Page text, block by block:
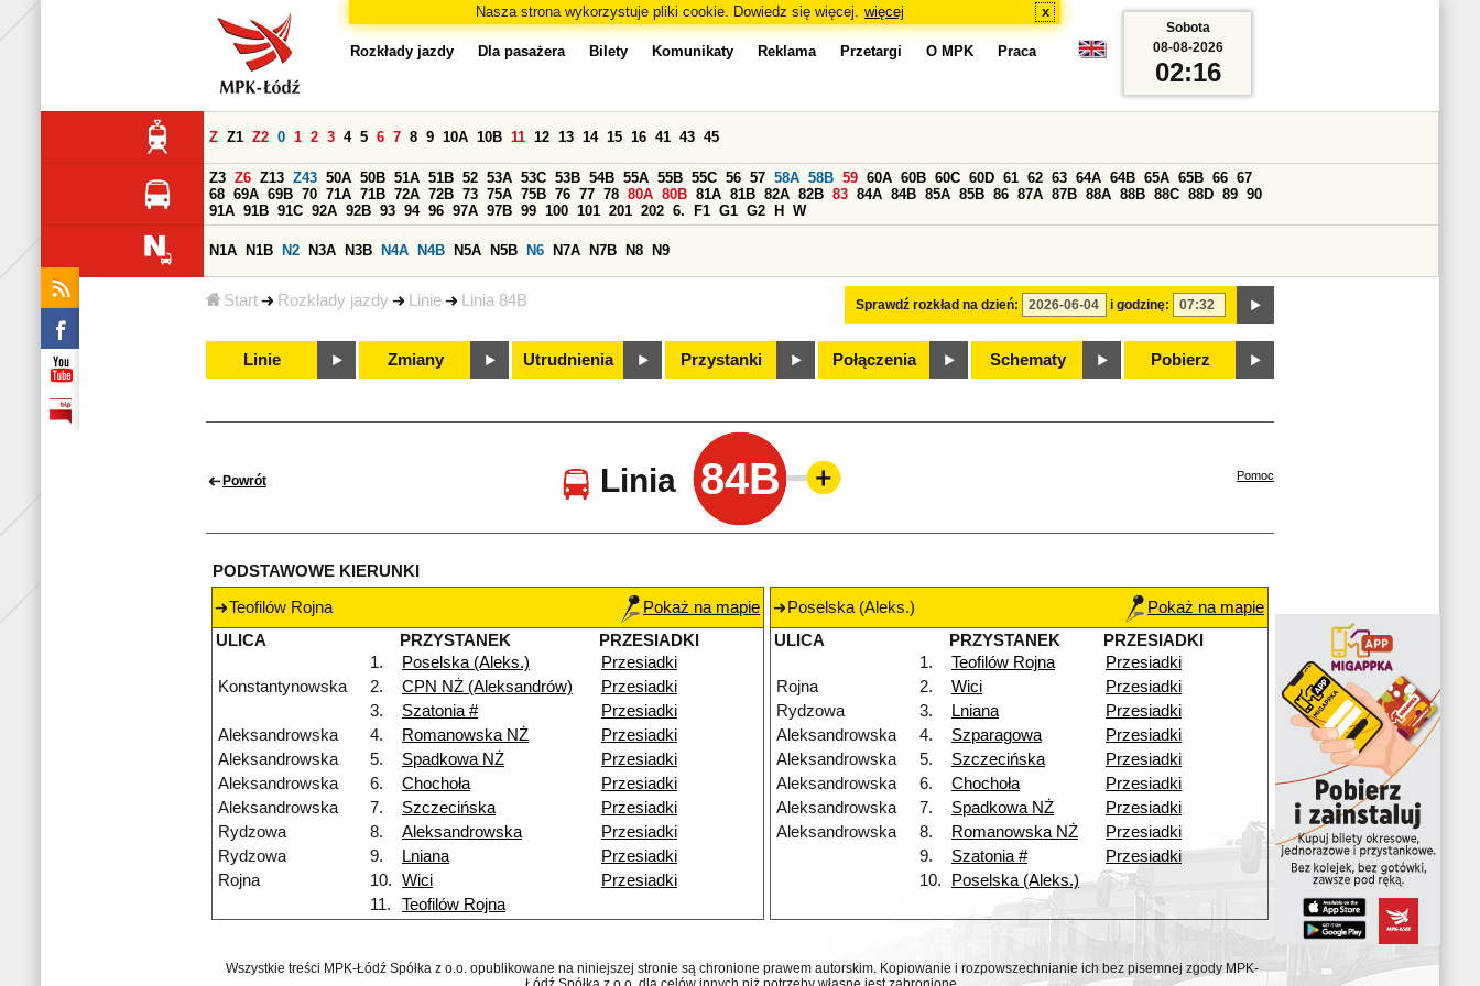
Nasza strona wykorzystuje pliki cookie. Dowiedz się więcej. więcej x
Start Rozkłady jazdy Linie Linia 84B
Rozkłady jazdy Dla pasażera Bilety Komunikaty Reklama Przetargi O MPK Praca
Sprawdź rozkład na dzień: i godzinę:
Z Z1 Z2 0 1 2 3 4 5 6 7 8 9 10A 10B 11 12 13 14 15 16 41 43 45
Z3 Z6 Z13 Z43 50A 50B 51A 51B 52 53A 53C 53B 54B 55A 55B 55C 56 57 58A 58B 59 60A 60B 60C 60D 61 62 63 64A 64B 65A 65B 66 67
68 69A 69B 70 71A 71B 72A 72B 73 75A 75B 76 77 78 80A 80B 81A 81B 82A 82B 83 84A 84B 85A 85B 86 87A 87B 88A 88B 88C 88D 89 90
91A 91B 91C 92A 92B 93 94 96 97A 97B 99 100 101 201 202 6. F1 G1 G2 H W
N1A N1B N2 N3A N3B N4A N4B N5A N5B N6 N7A N7B N8 N9
Linie Zmiany Utrudnienia Przystanki Połączenia Schematy Pobierz
Sobota
08-08-2026
02:16
Powrót Linia 84B Pomoc
PODSTAWOWE KIERUNKI
Teofilów Rojna
Pokaż na mapie
ULICA
PRZYSTANEK
PRZESIADKI
1.
Poselska (Aleks.)
Przesiadki
Konstantynowska
2. CPN NŻ (Aleksandrów)
Przesiadki
3.
Szatonia #
Przesiadki
Aleksandrowska
4. Romanowska NŻ
Przesiadki
Aleksandrowska
5. Spadkowa NŻ
Przesiadki
Aleksandrowska
6. Chochoła
Przesiadki
Aleksandrowska
7. Szczecińska
Przesiadki
Rydzowa
8. Aleksandrowska
Przesiadki
Rydzowa
9. Lniana
Przesiadki
Rojna
10. Wici
Przesiadki
11.
Teofilów Rojna
Poselska (Aleks.)
Pokaż na mapie
ULICA
PRZYSTANEK
PRZESIADKI
1.
Teofilów Rojna
Przesiadki
Rojna
2. Wici
Przesiadki
Rydzowa
3. Lniana
Przesiadki
Aleksandrowska
4. Szparagowa
Przesiadki
Aleksandrowska
5. Szczecińska
Przesiadki
Aleksandrowska
6. Chochoła
Przesiadki
Aleksandrowska
7. Spadkowa NŻ
Przesiadki
Aleksandrowska
8. Romanowska NŻ
Przesiadki
9.
Szatonia #
Przesiadki
10.
Poselska (Aleks.)
Wszystkie treści MPK-Łódź Spółka z o.o. opublikowane na niniejszej stronie są chronione prawem autorskim. Kopiowanie i rozpowszechnianie ich bez pisemnej zgody MPK-